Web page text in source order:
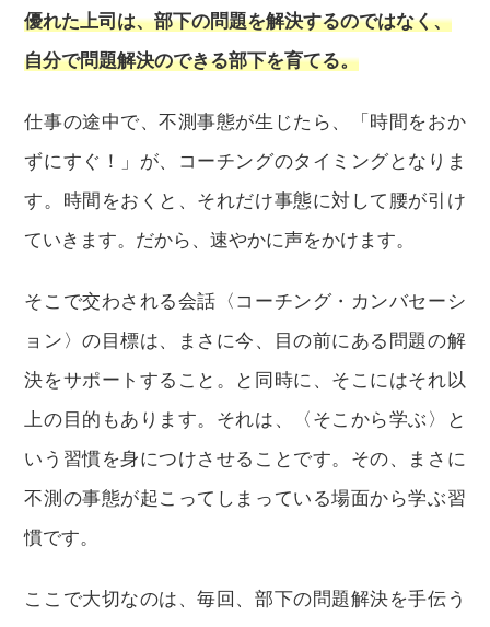
優れた上司は、部下の問題を解決するのではなく、
自分で問題解決のできる部下を育てる。
仕事の途中で、不測事態が生じたら、「時間をおか
ずにすぐ！」が、コーチングのタイミングとなりま
す。時間をおくと、それだけ事態に対して腰が引け
ていきます。だから、速やかに声をかけます。
そこで交わされる会話〈コーチング・カンバセーシ
ョン〉の目標は、まさに今、目の前にある問題の解
決をサポートすること。と同時に、そこにはそれ以
上の目的もあります。それは、〈そこから学ぶ〉と
いう習慣を身につけさせることです。その、まさに
不測の事態が起こってしまっている場面から学ぶ習
慣です。
ここで大切なのは、毎回、部下の問題解決を手伝う